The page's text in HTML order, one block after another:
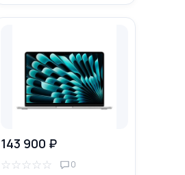
143 900 ₽
☆☆☆☆☆ 0